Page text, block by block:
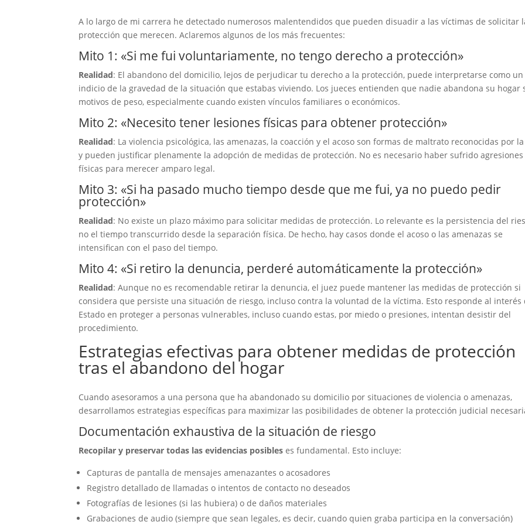
A lo largo de mi carrera he detectado numerosos malentendidos que pueden disuadir a las víctimas de solicitar
protección que merecen. Aclaremos algunos de los más frecuentes:
Mito 1: «Si me fui voluntariamente, no tengo derecho a protección»
Realidad: El abandono del domicilio, lejos de perjudicar tu derecho a la protección, puede interpretarse como un
indicio de la gravedad de la situación que estabas viviendo. Los jueces entienden que nadie abandona su hogar
motivos de peso, especialmente cuando existen vínculos familiares o económicos.
Mito 2: «Necesito tener lesiones físicas para obtener protección»
Realidad: La violencia psicológica, las amenazas, la coacción y el acoso son formas de maltrato reconocidas por
y pueden justificar plenamente la adopción de medidas de protección. No es necesario haber sufrido agresiones
físicas para merecer amparo legal.
Mito 3: «Si ha pasado mucho tiempo desde que me fui, ya no puedo pedir
protección»
Realidad: No existe un plazo máximo para solicitar medidas de protección. Lo relevante es la persistencia del
no el tiempo transcurrido desde la separación física. De hecho, hay casos donde el acoso o las amenazas se
intensifican con el paso del tiempo.
Mito 4: «Si retiro la denuncia, perderé automáticamente la protección»
Realidad: Aunque no es recomendable retirar la denuncia, el juez puede mantener las medidas de protección si
considera que persiste una situación de riesgo, incluso contra la voluntad de la víctima. Esto responde al interés
Estado en proteger a personas vulnerables, incluso cuando estas, por miedo o presiones, intentan desistir del
procedimiento.
Estrategias efectivas para obtener medidas de protección
tras el abandono del hogar
Cuando asesoramos a una persona que ha abandonado su domicilio por situaciones de violencia o amenazas,
desarrollamos estrategias específicas para maximizar las posibilidades de obtener la protección judicial
Documentación exhaustiva de la situación de riesgo
Recopilar y preservar todas las evidencias posibles es fundamental. Esto incluye:
Capturas de pantalla de mensajes amenazantes o acosadores
Registro detallado de llamadas o intentos de contacto no deseados
Fotografías de lesiones (si las hubiera) o de daños materiales
Grabaciones de audio (siempre que sean legales, es decir, cuando quien graba participa en la conversación)